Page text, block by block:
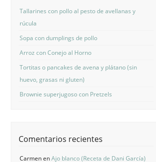
Tallarines con pollo al pesto de avellanas y
rúcula
Sopa con dumplings de pollo
Arroz con Conejo al Horno
Tortitas o pancakes de avena y plátano (sin
huevo, grasas ni gluten)
Brownie superjugoso con Pretzels
Comentarios recientes
CarmenenAjo blanco (Receta de Dani García)